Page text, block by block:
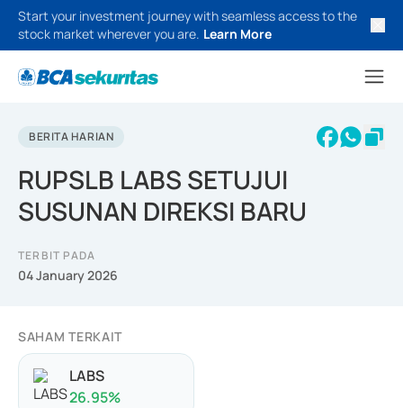
Start your investment journey with seamless access to the
stock market wherever you are. Learn More
BERITA HARIAN
RUPSLB LABS SETUJUI
SUSUNAN DIREKSI BARU
TERBIT PADA
04 January 2026
SAHAM TERKAIT
LABS
26.95%